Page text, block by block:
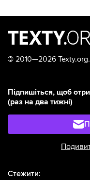
© 2010—2026
Підпишіться, щоб
(раз на два тижні)
Стежити: